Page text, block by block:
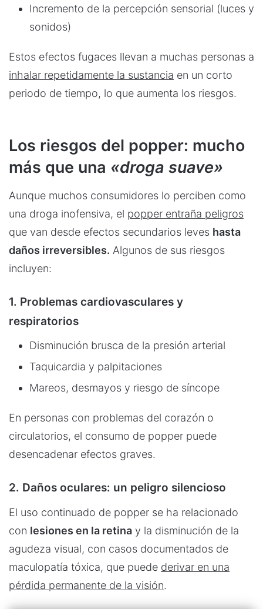
Incremento de la percepción sensorial (luces y
sonidos)
Estos efectos fugaces llevan a muchas personas a
inhalar repetidamente la sustancia en un corto
periodo de tiempo, lo que aumenta los riesgos.
Los riesgos del popper: mucho
más que una «droga suave»
Aunque muchos consumidores lo perciben como
una droga inofensiva, el popper entraña peligros
que van desde efectos secundarios leves hasta
daños irreversibles. Algunos de sus riesgos
incluyen:
1. Problemas cardiovasculares y
respiratorios
Disminución brusca de la presión arterial
Taquicardia y palpitaciones
Mareos, desmayos y riesgo de síncope
En personas con problemas del corazón o
circulatorios, el consumo de popper puede
desencadenar efectos graves.
2. Daños oculares: un peligro silencioso
El uso continuado de popper se ha relacionado
con lesiones en la retina y la disminución de la
agudeza visual, con casos documentados de
maculopatía tóxica, que puede derivar en una
pérdida permanente de la visión.